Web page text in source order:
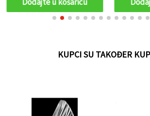
KUPCI SU TAKOĐER